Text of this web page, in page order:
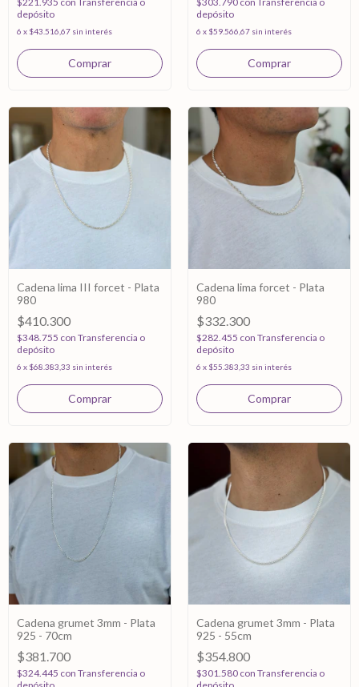
depósito
6 x $43.516,67 sin interés
depósito
6 x $59.566,67 sin interés
Cadena lima III forcet - Plata
980
$410.300
$348.755 con Transferencia o
depósito
6 x $68.383,33 sin interés
Cadena lima forcet - Plata
980
$332.300
$282.455 con Transferencia o
depósito
6 x $55.383,33 sin interés
Cadena grumet 3mm - Plata
925 - 70cm
$381.700
$324.445 con Transferencia o
Cadena grumet 3mm - Plata
925 - 55cm
$354.800
$301.580 con Transferencia o